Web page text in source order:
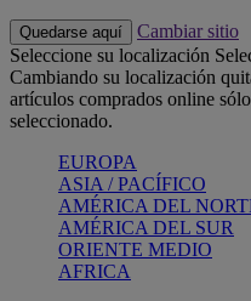
Quedarse aquí
Cambiar sitio
Seleccione su localización
Cambiando su localización
artículos comprados online
seleccionado.
EUROPA
ASIA / PACÍFICO
AMÉRICA DEL
AMÉRICA DEL SUR
ORIENTE MEDIO
AFRICA